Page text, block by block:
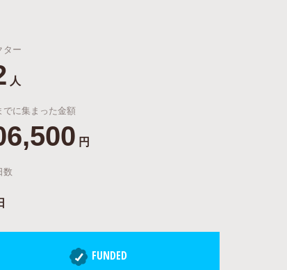
ター
人
でに集まった金額
円
数
FUNDED